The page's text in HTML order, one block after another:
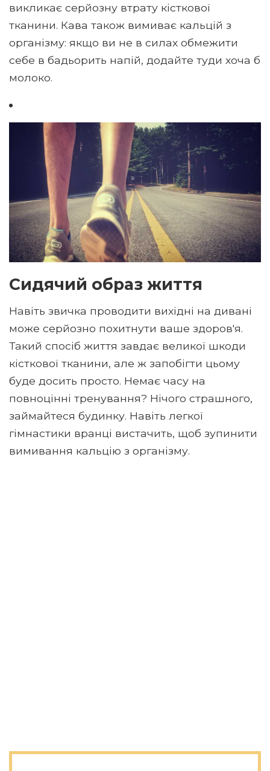
викликає серйозну втрату кісткової
тканини. Кава також вимиває кальцій з
організму: якщо ви не в силах обмежити
себе в бадьорить напій, додайте туди хоча б
молоко.
Сидячий образ життя
Навіть звичка проводити вихідні на дивані
може серйозно похитнути ваше здоров'я.
Такий спосіб життя завдає великої шкоди
кісткової тканини, але ж запобігти цьому
буде досить просто. Немає часу на
повноцінні тренування? Нічого страшного,
займайтеся будинку. Навіть легкої
гімнастики вранці вистачить, щоб зупинити
вимивання кальцію з організму.